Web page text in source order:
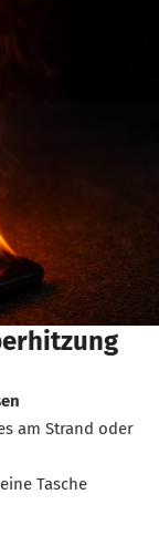
am Strand oder
Tasche